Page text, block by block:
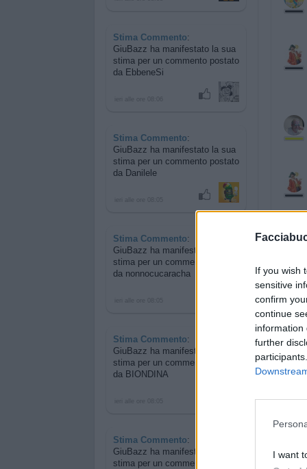
If you wish
sensitive
confirm
continue
information
further
I want
Stima Commento:
GiuBazz ha manifestato la sua
stima per un commento postato
da EbbeneSi
Stima Commento:
GiuBazz ha manifestato la sua
stima per un commento postato
da Danilele
Stima Commento:
GiuBazz ha manifestato la sua
stima per un commento postato
da nonnocucaracha
Stima Commento:
GiuBazz ha manifestato la sua
stima per un commento postato
da BIONDINA
Stima Commento:
GiuBazz ha manifestato la sua
stima per un commento postato